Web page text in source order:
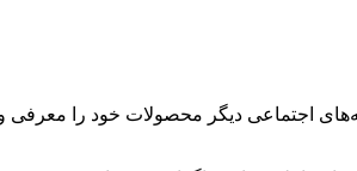
اجتماعی دیگر محصولات خود را معرفی